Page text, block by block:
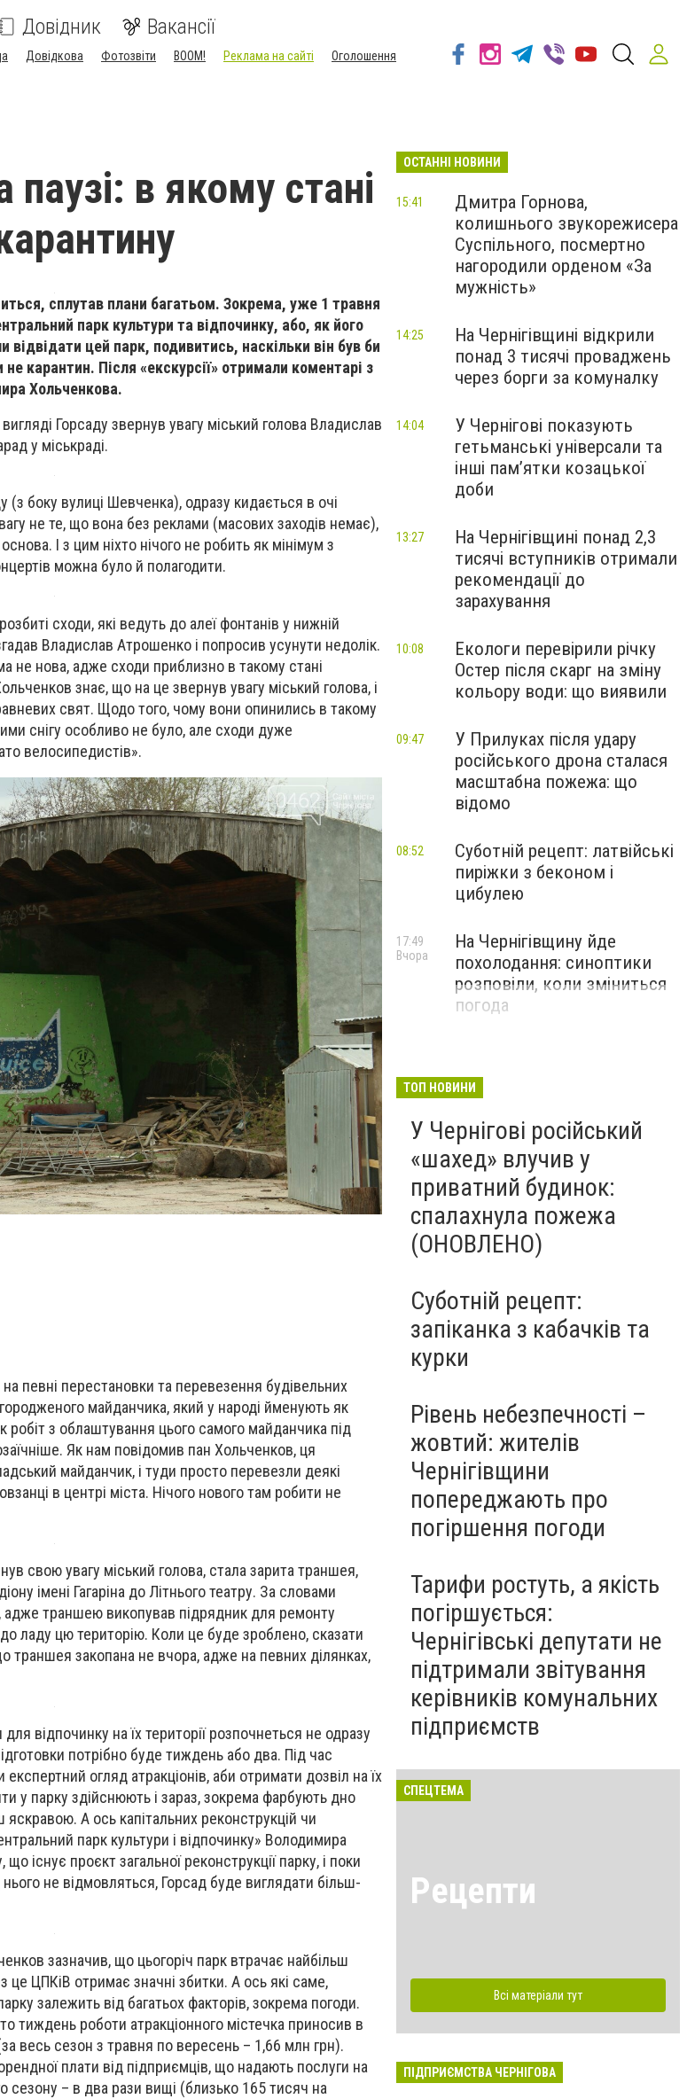
Довідник Вакансії
Довідкова Фотозвіти BOOM! Реклама на сайті
Оголошення
в якому стані
сплутав плани багатьом. Зокрема, уже 1 травня
парк культури та відпочинку, або, як його
цей парк, подивитись, наскільки він був би
карантин. Після «екскурсії» отримали коментарі з
Хольченкова.
Горсаду звернув увагу міський голова Владислав
у міськраді.
боку вулиці Шевченка), одразу кидається в очі
не те, що вона без реклами (масових заходів немає),
І з цим ніхто нічого не робить як мінімум з
можна було й полагодити.
сходи, які ведуть до алеї фонтанів у нижній
Владислав Атрошенко і попросив усунути недолік.
не нова, адже сходи приблизно в такому стані
знає, що на це звернув увагу міський голова, і
свят. Щодо того, чому вони опинились в такому
снігу особливо не було, але сходи дуже
велосипедистів».
певні перестановки та перевезення будівельних
майданчика, який у народі йменують як
з облаштування цього самого майданчика під
Як нам повідомив пан Хольченков, ця
майданчик, і туди просто перевезли деякі
в центрі міста. Нічого нового там робити не
свою увагу міський голова, стала зарита траншея,
імені Гагаріна до Літнього театру. За словами
адже траншею викопував підрядник для ремонту
до ладу цю територію. Коли це буде зроблено, сказати
закопана не вчора, адже на певних ділянках,
відпочинку на їх території розпочнеться не одразу
потрібно буде тиждень або два. Під час
огляд атракціонів, аби отримати дозвіл на їх
у парку здійснюють і зараз, зокрема фарбують дно
А ось капітальних реконструкцій чи
парк культури і відпочинку» Володимира
існує проєкт загальної реконструкції парку, і поки
не відмовляться, Горсад буде виглядати більш-
зазначив, що цьогоріч парк втрачає найбільш
це ЦПКіВ отримає значні збитки. А ось які саме,
залежить від багатьох факторів, зокрема погоди.
тиждень роботи атракціонного містечка приносив в
весь сезон з травня по вересень – 1,66 млн грн).
плати від підприємців, що надають послуги на
сезону – в два рази вищі (близько 165 тисяч на
ОСТАННІ НОВИНИ
Дмитра Горнова,
колишнього звукорежисера
Суспільного, посмертно
нагородили орденом «За
мужність»
15:41
На Чернігівщині відкрили
понад 3 тисячі проваджень
через борги за комуналку
14:25
У Чернігові показують
гетьманські універсали та
інші пам’ятки козацької
доби
14:04
На Чернігівщині понад 2,3
тисячі вступників отримали
рекомендації до
зарахування
13:27
Екологи перевірили річку
Остер після скарг на зміну
кольору води: що виявили
10:08
У Прилуках після удару
російського дрона сталася
масштабна пожежа: що
відомо
09:47
Суботній рецепт: латвійські
пиріжки з беконом і
цибулею
08:52
На Чернігівщину йде
похолодання: синоптики
розповіли, коли зміниться
погода
17:49
Вчора
ТОП НОВИНИ
У Чернігові російський
«шахед» влучив у
приватний будинок:
спалахнула пожежа
(ОНОВЛЕНО)
Суботній рецепт:
запіканка з кабачків та
курки
Рівень небезпечності –
жовтий: жителів
Чернігівщини
попереджають про
погіршення погоди
Тарифи ростуть, а якість
погіршується:
Чернігівські депутати не
підтримали звітування
керівників комунальних
підприємств
СПЕЦТЕМА
Рецепти
Всі матеріали тут
ПІДПРИЄМСТВА ЧЕРНІГОВА